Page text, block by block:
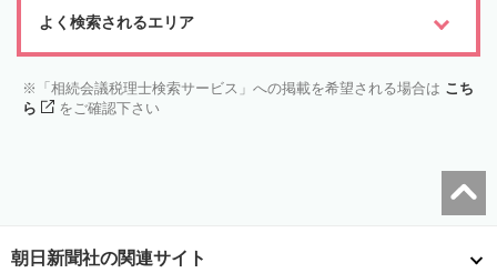
よく検索されるエリア
「相続会議税理士検索サービス」への掲載を希望される場合は こち
ら
をご確認下さい
朝日新聞社の関連サイト